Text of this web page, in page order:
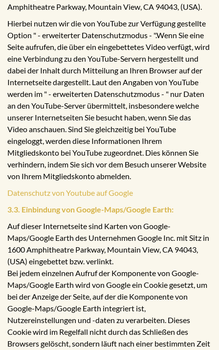
Amphitheatre Parkway, Mountain View, CA 94043, (USA).
Hierbei nutzen wir die von YouTube zur Verfügung gestellte
Option " - erweiterter Datenschutzmodus - ".Wenn Sie eine
Seite aufrufen, die über ein eingebettetes Video verfügt, wird
eine Verbindung zu den YouTube-Servern hergestellt und
dabei der Inhalt durch Mitteilung an Ihren Browser auf der
Internetseite dargestellt. Laut den Angaben von YouTube
werden im " - erweiterten Datenschutzmodus - " nur Daten
an den YouTube-Server übermittelt, insbesondere welche
unserer Internetseiten Sie besucht haben, wenn Sie das
Video anschauen. Sind Sie gleichzeitig bei YouTube
eingeloggt, werden diese Informationen Ihrem
Mitgliedskonto bei YouTube zugeordnet. Dies können Sie
verhindern, indem Sie sich vor dem Besuch unserer Website
von Ihrem Mitgliedskonto abmelden.
Datenschutz von Youtube auf Google
3.3. Einbindung von Google-Maps/Google Earth:
Auf dieser Internetseite sind Karten von Google-
Maps/Google Earth des Unternehmen Google Inc. mit Sitz in
1600 Amphitheatre Parkway, Mountain View, CA 94043,
(USA) eingebettet bzw. verlinkt.
Bei jedem einzelnen Aufruf der Komponente von Google-
Maps/Google Earth wird von Google ein Cookie gesetzt, um
bei der Anzeige der Seite, auf der die Komponente von
Google-Maps/Google Earth integriert ist,
Nutzereinstellungen und -daten zu verarbeiten. Dieses
Cookie wird im Regelfall nicht durch das Schließen des
Browsers gelöscht, sondern läuft nach einer bestimmten Zeit